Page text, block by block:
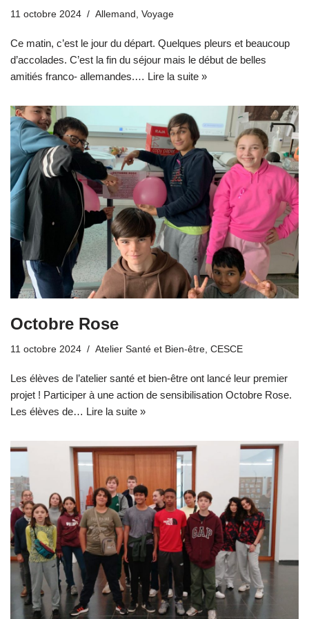
11 octobre 2024 Allemand , Voyage
Ce matin, c’est le jour du départ. Quelques pleurs et beaucoup
d’accolades. C’est la fin du séjour mais le début de belles
amitiés franco- allemandes.… Lire la suite »
Octobre Rose
11 octobre 2024 Atelier Santé et Bien-être CESCE
Les élèves de l’atelier santé et bien-être ont lancé leur premier
projet ! Participer à une action de sensibilisation Octobre Rose.
Les élèves de… Lire la suite »